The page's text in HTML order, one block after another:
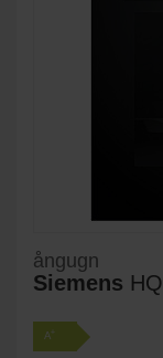
ångugn
Siemens
A+